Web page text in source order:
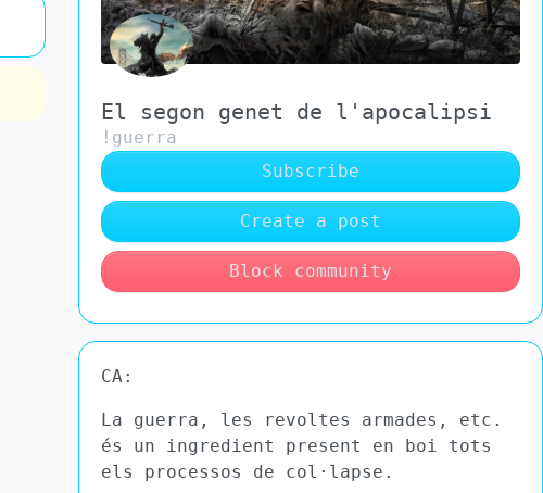
El segon genet de l'apocalipsi
!guerra
Subscribe
Create a post
Block community
CA:
La guerra, les revoltes armades, etc.
és un ingredient present en boi tots
els processos de col·lapse.